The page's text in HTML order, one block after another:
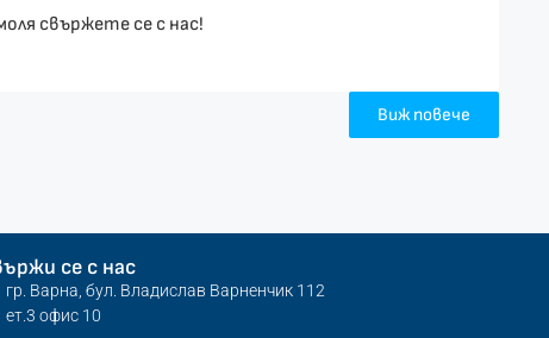
свържете се с нас!
Виж повече
се с нас
гр. Варна, бул. Владислав Варненчик 112
ет.3 офис 10